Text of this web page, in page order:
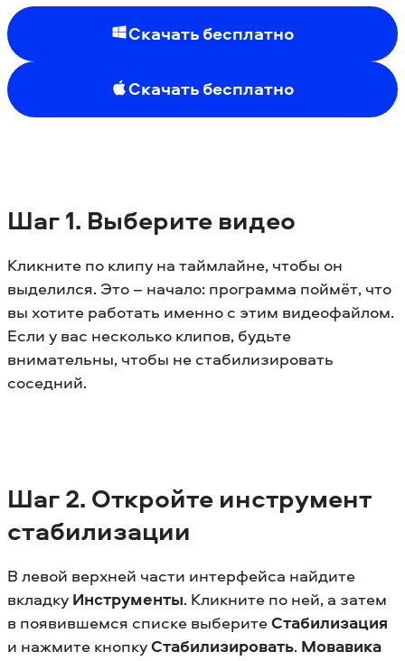
Скачать бесплатно
Скачать бесплатно
Шаг 1. Выберите видео
Кликните по клипу на таймлайне, чтобы он
выделился. Это – начало: программа поймёт, что
вы хотите работать именно с этим видеофайлом.
Если у вас несколько клипов, будьте
внимательны, чтобы не стабилизировать
соседний.
Шаг 2. Откройте инструмент
стабилизации
В левой верхней части интерфейса найдите
вкладку Инструменты. Кликните по ней, а затем
в появившемся списке выберитеСтабилизация
и нажмите кнопкуСтабилизировать. Мовавика